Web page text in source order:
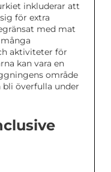
inkluderar att
för extra
med mat
aktiviteter för
kan vara en
område
överfulla under